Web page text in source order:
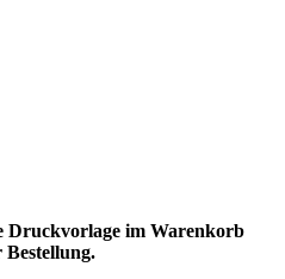
Druckvorlage im Warenkorb
Bestellung.